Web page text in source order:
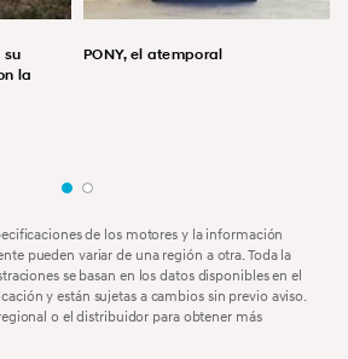
su
la
PONY, el atemporal
de los motores y la información
pueden variar de una región a otra. Toda la
se basan en los datos disponibles en el
y están sujetas a cambios sin previo aviso.
o el distribuidor para obtener más